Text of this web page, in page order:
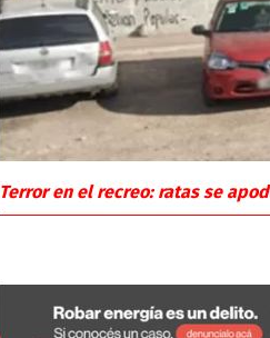
Terror en el recreo: ratas se